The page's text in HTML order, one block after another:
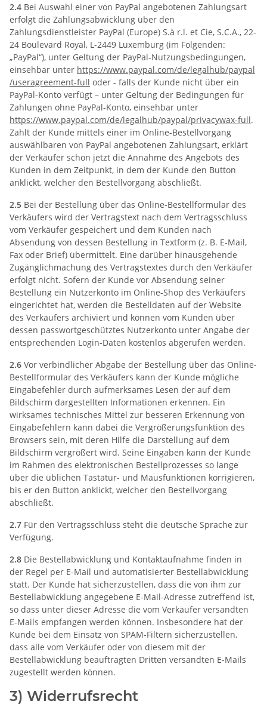
2.4 Bei Auswahl einer von PayPal angebotenen Zahlungsart
erfolgt die Zahlungsabwicklung über den
Zahlungsdienstleister PayPal (Europe) S.à r.l. et Cie, S.C.A., 22-
24 Boulevard Royal, L-2449 Luxemburg (im Folgenden:
„PayPal“), unter Geltung der PayPal-Nutzungsbedingungen,
einsehbar unter https://www.paypal.com/de/legalhub/paypal
/useragreement-full oder - falls der Kunde nicht über ein
PayPal-Konto verfügt – unter Geltung der Bedingungen für
Zahlungen ohne PayPal-Konto, einsehbar unter
https://www.paypal.com/de/legalhub/paypal/privacywax-full.
Zahlt der Kunde mittels einer im Online-Bestellvorgang
auswählbaren von PayPal angebotenen Zahlungsart, erklärt
der Verkäufer schon jetzt die Annahme des Angebots des
Kunden in dem Zeitpunkt, in dem der Kunde den Button
anklickt, welcher den Bestellvorgang abschließt.
2.5 Bei der Bestellung über das Online-Bestellformular des
Verkäufers wird der Vertragstext nach dem Vertragsschluss
vom Verkäufer gespeichert und dem Kunden nach
Absendung von dessen Bestellung in Textform (z. B. E-Mail,
Fax oder Brief) übermittelt. Eine darüber hinausgehende
Zugänglichmachung des Vertragstextes durch den Verkäufer
erfolgt nicht. Sofern der Kunde vor Absendung seiner
Bestellung ein Nutzerkonto im Online-Shop des Verkäufers
eingerichtet hat, werden die Bestelldaten auf der Website
des Verkäufers archiviert und können vom Kunden über
dessen passwortgeschütztes Nutzerkonto unter Angabe der
entsprechenden Login-Daten kostenlos abgerufen werden.
2.6 Vor verbindlicher Abgabe der Bestellung über das Online-
Bestellformular des Verkäufers kann der Kunde mögliche
Eingabefehler durch aufmerksames Lesen der auf dem
Bildschirm dargestellten Informationen erkennen. Ein
wirksames technisches Mittel zur besseren Erkennung von
Eingabefehlern kann dabei die Vergrößerungsfunktion des
Browsers sein, mit deren Hilfe die Darstellung auf dem
Bildschirm vergrößert wird. Seine Eingaben kann der Kunde
im Rahmen des elektronischen Bestellprozesses so lange
über die üblichen Tastatur- und Mausfunktionen korrigieren,
bis er den Button anklickt, welcher den Bestellvorgang
abschließt.
2.7 Für den Vertragsschluss steht die deutsche Sprache zur
Verfügung.
2.8 Die Bestellabwicklung und Kontaktaufnahme finden in
der Regel per E-Mail und automatisierter Bestellabwicklung
statt. Der Kunde hat sicherzustellen, dass die von ihm zur
Bestellabwicklung angegebene E-Mail-Adresse zutreffend ist,
so dass unter dieser Adresse die vom Verkäufer versandten
E-Mails empfangen werden können. Insbesondere hat der
Kunde bei dem Einsatz von SPAM-Filtern sicherzustellen,
dass alle vom Verkäufer oder von diesem mit der
Bestellabwicklung beauftragten Dritten versandten E-Mails
zugestellt werden können.
3) Widerrufsrecht